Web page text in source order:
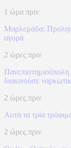
1 ώρα πριν
Μαρλεμάδα:
αγορά
2 ώρες πριν
διακινούσε
2 ώρες πριν
Αυτά τα τρία
2 ώρες πριν